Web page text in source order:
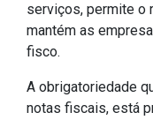
serviços, permite o
mantém as
fisco.
A obrigatoriedade
notas fiscais, está